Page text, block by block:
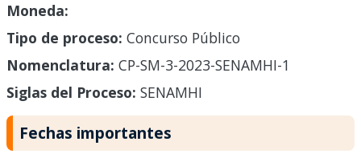
Moneda:
Tipo de proceso: Concurso Público
Nomenclatura: CP-SM-3-2023-SENAMHI-1
Siglas del Proceso: SENAMHI
Fechas importantes